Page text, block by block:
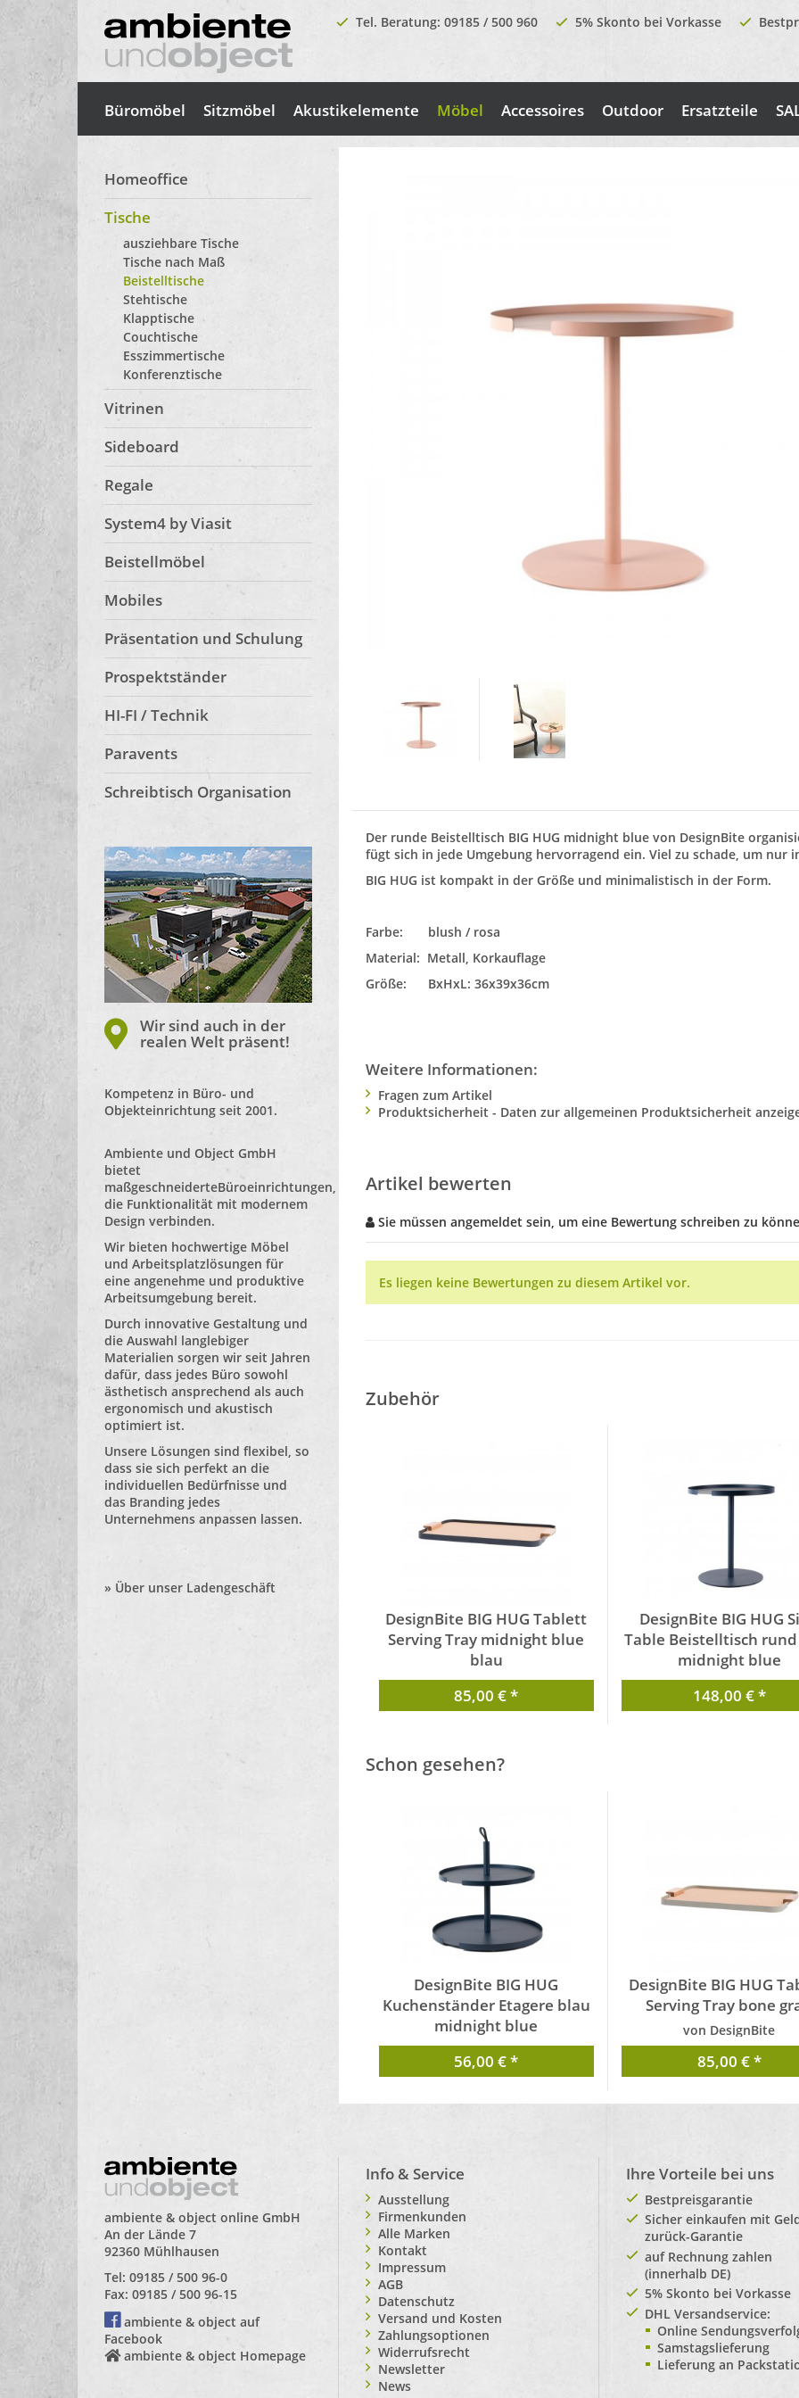
Tel. Beratung: 09185 / 500 960 5% Skonto bei Vorkasse
Büromöbel Sitzmöbel Akustikelemente Möbel Accessoires Outdoor Ersatzteile
Homeoffice
Tische
ausziehbare Tische
Tische nach Maß
Beistelltische
Stehtische
Klapptische
Couchtische
Esszimmertische
Konferenztische
Vitrinen
Sideboard
Regale
System4 by Viasit
Beistellmöbel
Mobiles
Präsentation und Schulung
Prospektständer
HI-FI / Technik
Paravents
Schreibtisch Organisation
Wir sind auch in der
realen Welt präsent!
Kompetenz in Büro- und
Objekteinrichtung seit 2001.
Ambiente und Object GmbH
bietet
maßgeschneiderteBüroeinrichtungen
die Funktionalität mit modernem
Design verbinden.
Wir bieten hochwertige Möbel
und Arbeitsplatzlösungen für
eine angenehme und produktive
Arbeitsumgebung bereit.
Durch innovative Gestaltung und
die Auswahl langlebiger
Materialien sorgen wir seit Jahren
dafür, dass jedes Büro sowohl
ästhetisch ansprechend als auch
ergonomisch und akustisch
optimiert ist.
Unsere Lösungen sind flexibel, so
dass sie sich perfekt an die
individuellen Bedürfnisse und
das Branding jedes
Unternehmens anpassen lassen.
» Über unser Ladengeschäft
Der runde Beistelltisch BIG HUG midnight blue von DesignBite
fügt sich in jede Umgebung hervorragend ein. Viel zu schade, um nur
BIG HUG ist kompakt in der Größe und minimalistisch in der Form.
Farbe: blush / rosa
Material: Metall, Korkauflage
Größe: BxHxL: 36x39x36cm
Weitere Informationen:
Fragen zum Artikel
Produktsicherheit - Daten zur allgemeinen Produktsicherheit
Artikel bewerten
Sie müssen angemeldet sein, um eine Bewertung schreiben zu
Es liegen keine Bewertungen zu diesem Artikel vor.
Zubehör
DesignBite BIG HUG Tablett
Serving Tray midnight blue
blau
von DesignBite
85,00 € *
DesignBite BIG HUG
Table Beistelltisch
midnight blue
von DesignBite
148,00 € *
Schon gesehen?
DesignBite BIG HUG
Kuchenständer Etagere blau
midnight blue
von DesignBite
56,00 € *
DesignBite BIG HUG
Serving Tray bone
von DesignBite
85,00 € *
ambiente & object online GmbH
An der Lände 7
92360 Mühlhausen
Tel: 09185 / 500 96-0
Fax: 09185 / 500 96-15
ambiente & object auf
Facebook
ambiente & object Homepage
Info & Service
Ausstellung
Firmenkunden
Alle Marken
Kontakt
Impressum
AGB
Datenschutz
Versand und Kosten
Zahlungsoptionen
Widerrufsrecht
Newsletter
News
Ihre Vorteile bei uns
Bestpreisgarantie
Sicher einkaufen mit
zurück-Garantie
auf Rechnung zahlen
(innerhalb DE)
5% Skonto bei Vorkasse
DHL Versandservice:
Online
Samstagslieferung
Lieferung an